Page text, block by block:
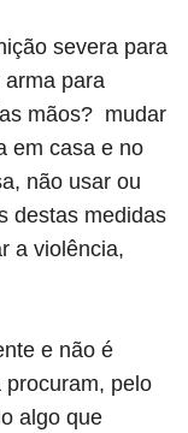
severa para
para
mãos? mudar
em casa e no
não usar ou
destas medidas
a violência,
e não é
procuram, pelo
algo que